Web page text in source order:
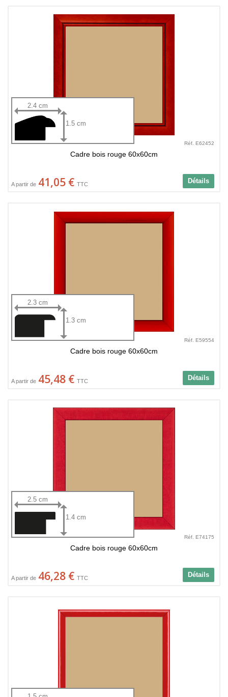
2.4 cm
1.5 cm
Réf. E62452
Cadre bois rouge 60x60cm
Détails
A partir de 41,05 € TTC
2.3 cm
1.3 cm
Réf. E59554
Cadre bois rouge 60x60cm
Détails
A partir de 45,48 € TTC
2.5 cm
1.4 cm
Réf. E74175
Cadre bois rouge 60x60cm
Détails
A partir de 46,28 € TTC